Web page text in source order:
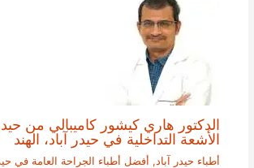
الدكتور هاري كيشور كاميبالي من
الأشعة التداخلية في حيدر آباد، الهند
أطباء حيدر آباد , أفضل أطباء الجراحة العامة في حيدر